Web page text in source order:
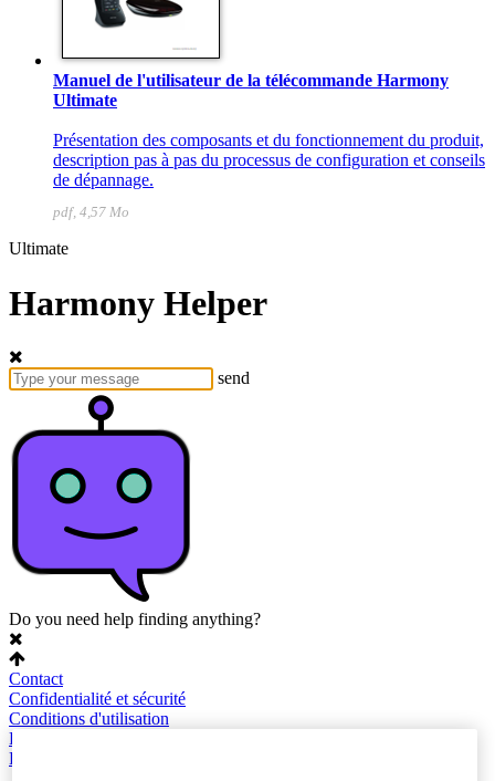
Manuel de l'utilisateur de la télécommande Harmony
Ultimate
Présentation des composants et du fonctionnement du produit,
description pas à pas du processus de configuration et conseils
de dépannage.
pdf, 4,57 Mo
Ultimate
Harmony Helper
send
Do you need help finding anything?
Contact
Confidentialité et sécurité
Conditions d'utilisation
Plan du site
Paramètres des cookies